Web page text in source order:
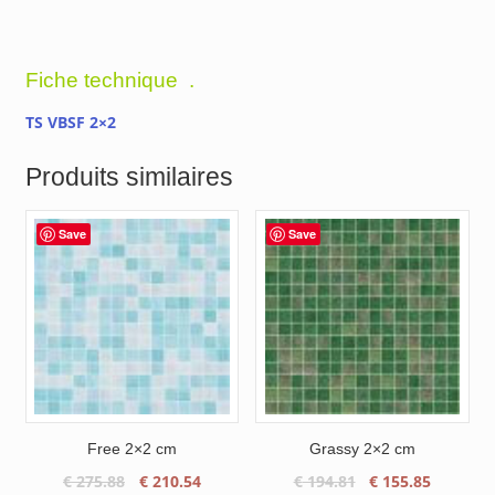
Fiche technique .
TS VBSF 2×2
Produits similaires
Save
Free 2×2 cm
€275.88
Le
€210.54Le
Save
Grassy 2×2 cm
€194.81
Le
€ 155.85Le